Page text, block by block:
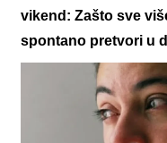
vikend: Zašto sve
spontano pretvori u